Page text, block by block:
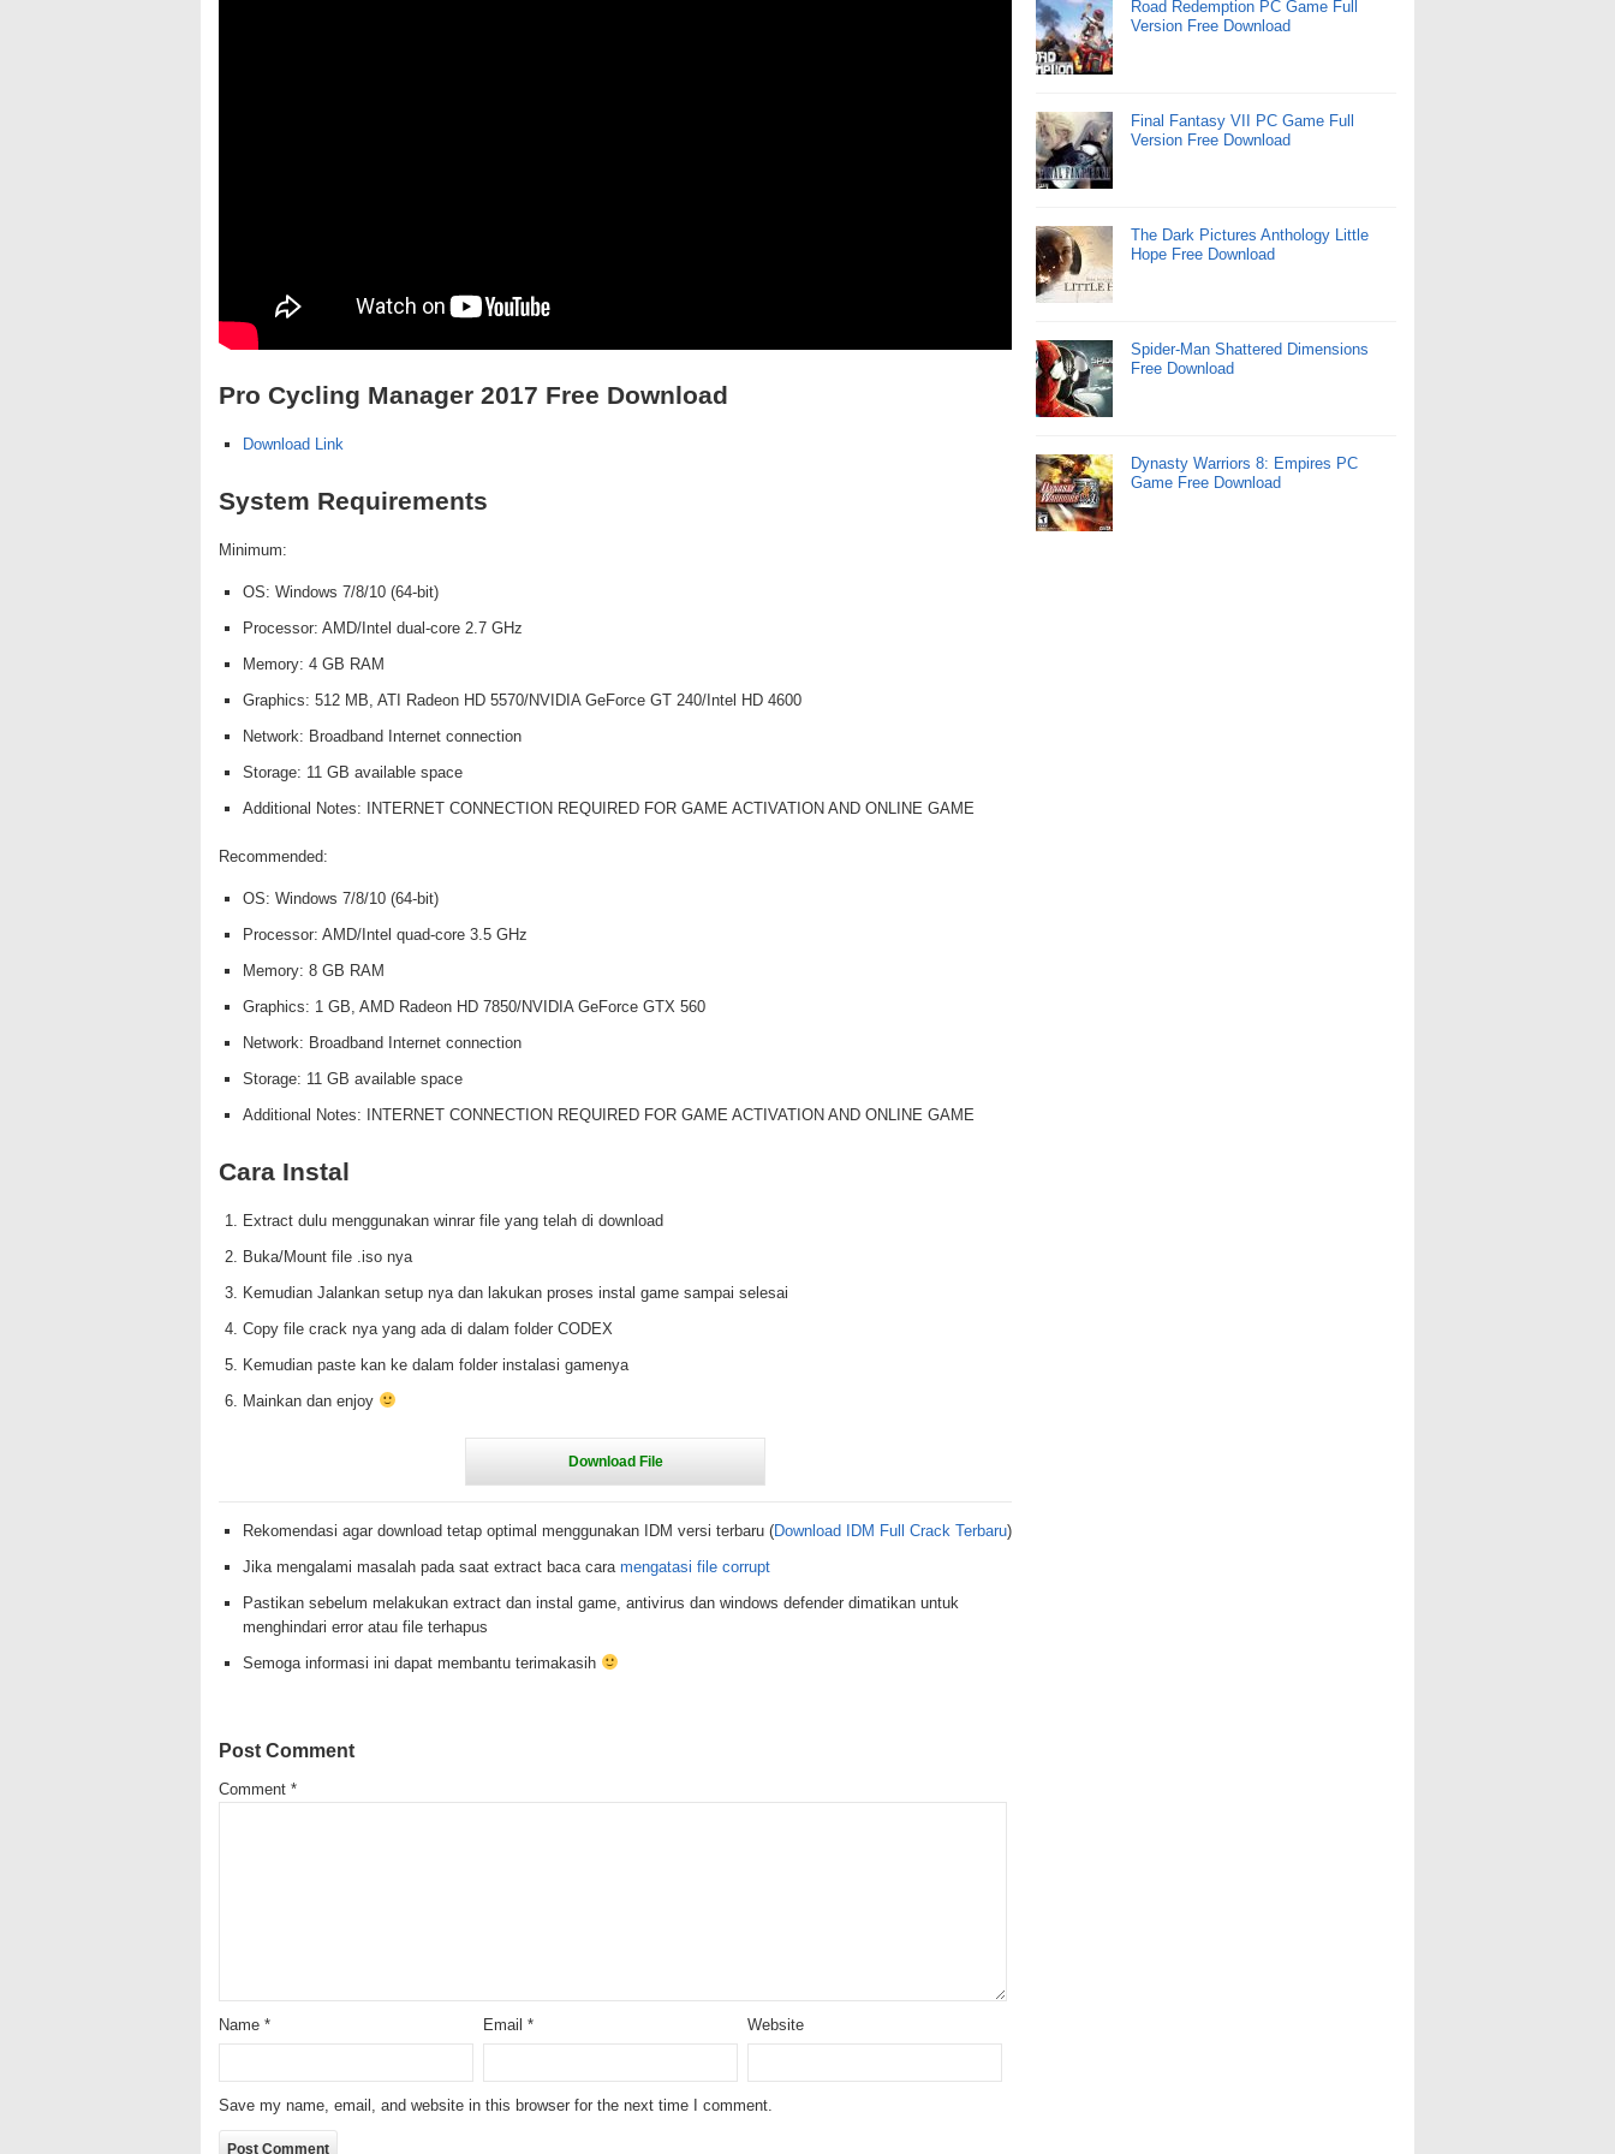
Pro Cycling Manager 2017 Free Download
Download Link
System Requirements
Minimum:
OS: Windows 7/8/10 (64-bit)
Processor: AMD/Intel dual-core 2.7 GHz
Memory: 4 GB RAM
Graphics: 512 MB, ATI Radeon HD 5570/NVIDIA GeForce GT 240/Intel HD 4600
Network: Broadband Internet connection
Storage: 11 GB available space
Additional Notes: INTERNET CONNECTION REQUIRED FOR GAME ACTIVATION AND ONLINE GAME
Recommended:
OS: Windows 7/8/10 (64-bit)
Processor: AMD/Intel quad-core 3.5 GHz
Memory: 8 GB RAM
Graphics: 1 GB, AMD Radeon HD 7850/NVIDIA GeForce GTX 560
Network: Broadband Internet connection
Storage: 11 GB available space
Additional Notes: INTERNET CONNECTION REQUIRED FOR GAME ACTIVATION AND ONLINE GAME
Cara Instal
Extract dulu menggunakan winrar file yang telah di download
Buka/Mount file .iso nya
Kemudian Jalankan setup nya dan lakukan proses instal game sampai selesai
Copy file crack nya yang ada di dalam folder CODEX
Kemudian paste kan ke dalam folder instalasi gamenya
Mainkan dan enjoy
Rekomendasi agar download tetap optimal menggunakan IDM versi terbaru (Download IDM Full Crack Terbaru)
Jika mengalami masalah pada saat extract baca cara mengatasi file corrupt
Pastikan sebelum melakukan extract dan instal game, antivirus dan windows defender dimatikan untuk
menghindari error atau file terhapus
Semoga informasi ini dapat membantu terimakasih
Post Comment
Comment *
Name * Email * Website
Save my name, email, and website in this browser for the next time I comment.
Road Redemption PC Game Full
Version Free Download
Final Fantasy VII PC Game Full
Version Free Download
The Dark Pictures Anthology Little
Hope Free Download
Spider-Man Shattered Dimensions
Free Download
Dynasty Warriors 8: Empires PC
Game Free Download